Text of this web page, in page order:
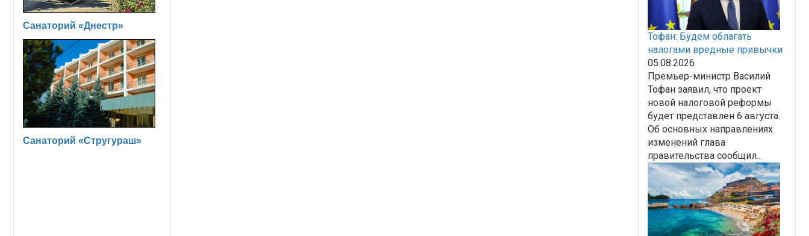
Санаторий «Днестр»
Санаторий «Стругураш»
Тофан: Будем облагать
налогами вредные привычки
05.08.2026
Премьер-министр Василий
Тофан заявил, что проект
новой налоговой реформы
будет представлен 6 августа.
Об основных направлениях
изменений глава
правительства сообщил...